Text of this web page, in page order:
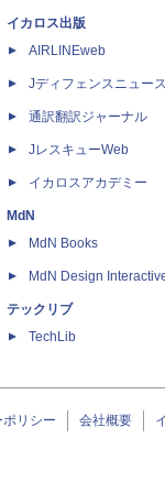
イカロス出版
AIRLINEweb
Jディフェンスニュー
通訳翻訳ジャーナル
JレスキューWeb
イカロスアカデミー
MdN
MdN Books
MdN Design
テックリブ
TechLib
リシー 会社概要